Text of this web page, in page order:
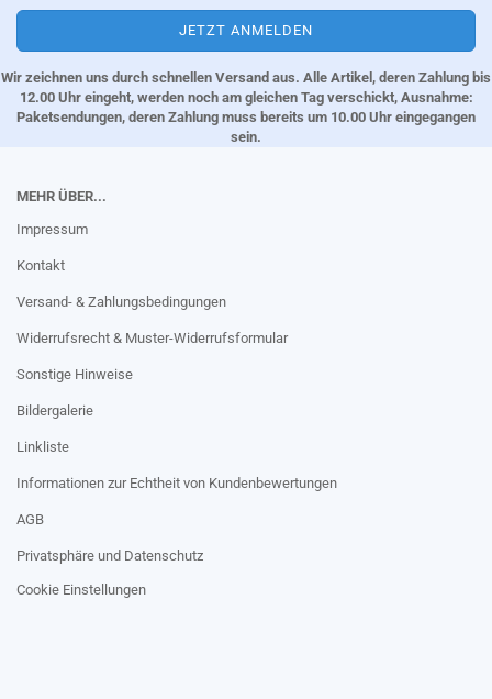
Wir zeichnen uns durch schnellen Versand aus. Alle Artikel, deren Zahlung bis
12.00 Uhr eingeht, werden noch am gleichen Tag verschickt, Ausnahme:
Paketsendungen, deren Zahlung muss bereits um 10.00 Uhr eingegangen
sein.
MEHR ÜBER...
Impressum
Kontakt
Versand- & Zahlungsbedingungen
Widerrufsrecht & Muster-Widerrufsformular
Sonstige Hinweise
Bildergalerie
Linkliste
Informationen zur Echtheit von Kundenbewertungen
AGB
Privatsphäre und Datenschutz
Cookie Einstellungen